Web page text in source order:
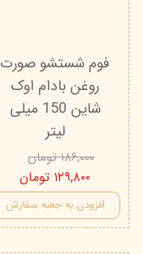
فوم شستشو صورت
روغن بادام اوک
شاین 150 میلی
لیتر
۱۸۶,۰۰۰ تومان
۱۲۹,۸۰۰ تومان
افزودن به جعبه سفارش